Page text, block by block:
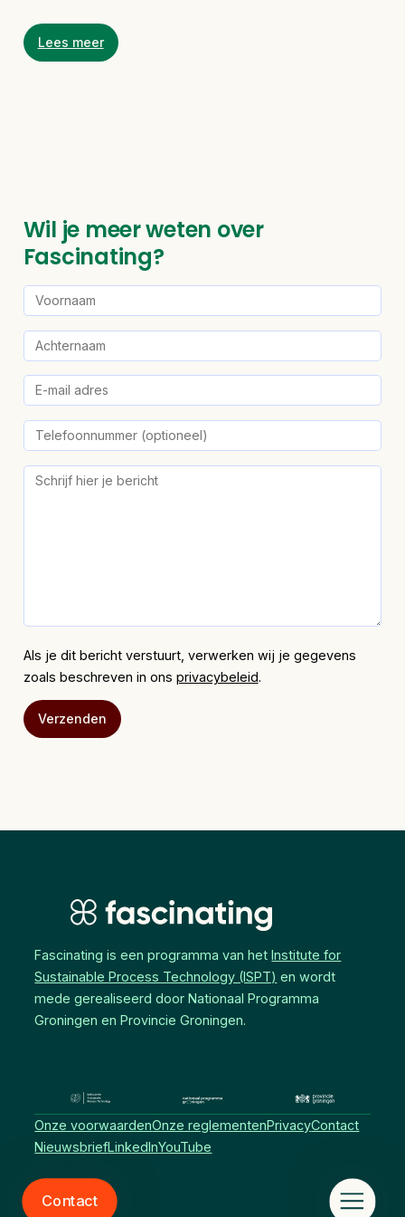
Skip
Contact
Lees meer
Wil je meer weten over
Fascinating?
Als je dit bericht verstuurt, verwerken wij je gegevens
zoals beschreven in ons privacybeleid.
Fascinating is een programma van hetInstitute for
Sustainable Process Technology (ISPT) en wordt
mede gerealiseerd door Nationaal Programma
Groningen en Provincie Groningen.
Onze voorwaardenOnze reglementenPrivacyContact
NieuwsbriefLinkedInYouTube